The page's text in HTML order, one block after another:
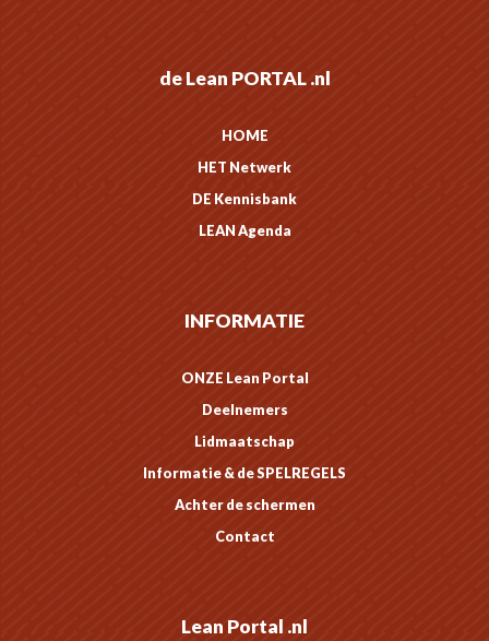
de Lean PORTAL .nl
HOME
HET Netwerk
DE Kennisbank
LEAN Agenda
INFORMATIE
ONZE Lean Portal
Deelnemers
Lidmaatschap
Informatie & de SPELREGELS
Achter de schermen
Contact
Lean Portal .nl